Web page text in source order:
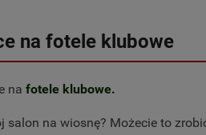
na fotele klubowe
na fotele klubowe.
salon na wiosnę? Możecie to